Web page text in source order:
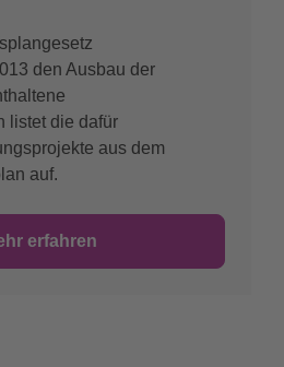
den Ausbau der
listet die dafür
aus dem
auf.
erfahren